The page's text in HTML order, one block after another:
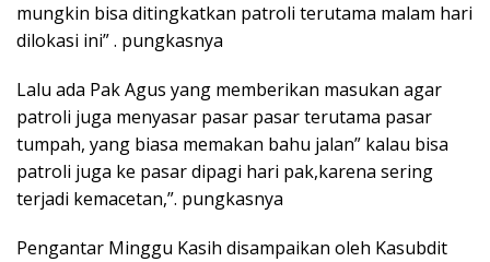
mungkin bisa ditingkatkan patroli terutama malam hari
dilokasi ini” . pungkasnya
Lalu ada Pak Agus yang memberikan masukan agar
patroli juga menyasar pasar pasar terutama pasar
tumpah, yang biasa memakan bahu jalan” kalau bisa
patroli juga ke pasar dipagi hari pak,karena sering
terjadi kemacetan,”. pungkasnya
Pengantar Minggu Kasih disampaikan oleh Kasubdit